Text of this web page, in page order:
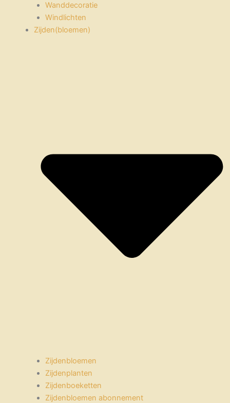
Wanddecoratie
Windlichten
Zijden(bloemen)
Zijdenbloemen
Zijdenplanten
Zijdenboeketten
Zijdenbloemen abonnement